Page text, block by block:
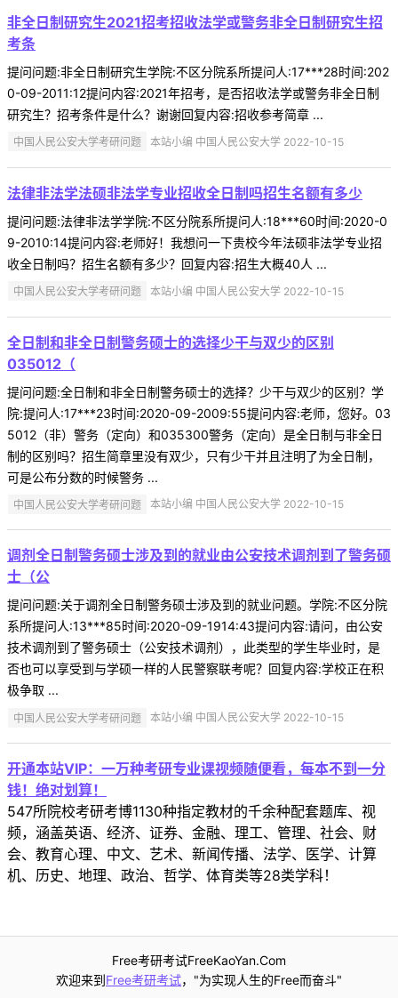
非全日制研究生2021招考招收法学或警务非全日制研究生招
考条
提问问题:非全日制研究生学院:不区分院系所提问人:17***28时间:202
0-09-2011:12提问内容:2021年招考，是否招收法学或警务非全日制
研究生？招考条件是什么？谢谢回复内容:招收参考简章 ...
中国人民公安大学考研问题 本站小编 中国人民公安大学 2022-10-15
法律非法学法硕非法学专业招收全日制吗招生名额有多少
提问问题:法律非法学学院:不区分院系所提问人:18***60时间:2020-0
9-2010:14提问内容:老师好！我想问一下贵校今年法硕非法学专业招
收全日制吗？招生名额有多少？回复内容:招生大概40人 ...
中国人民公安大学考研问题 本站小编 中国人民公安大学 2022-10-15
全日制和非全日制警务硕士的选择少干与双少的区别
035012（
提问问题:全日制和非全日制警务硕士的选择？少干与双少的区别？学
院:提问人:17***23时间:2020-09-2009:55提问内容:老师，您好。03
5012（非）警务（定向）和035300警务（定向）是全日制与非全日
制的区别吗？招生简章里没有双少，只有少干并且注明了为全日制，
可是公布分数的时候警务 ...
中国人民公安大学考研问题 本站小编 中国人民公安大学 2022-10-15
调剂全日制警务硕士涉及到的就业由公安技术调剂到了警务硕
士（公
提问问题:关于调剂全日制警务硕士涉及到的就业问题。学院:不区分院
系所提问人:13***85时间:2020-09-1914:43提问内容:请问，由公安
技术调剂到了警务硕士（公安技术调剂），此类型的学生毕业时，是
否也可以享受到与学硕一样的人民警察联考呢？回复内容:学校正在积
极争取 ...
中国人民公安大学考研问题 本站小编 中国人民公安大学 2022-10-15
开通本站VIP：一万种考研专业课视频随便看，每本不到一分
钱！绝对划算！
547所院校考研考博1130种指定教材的千余种配套题库、视
频，涵盖英语、经济、证券、金融、理工、管理、社会、财
会、教育心理、中文、艺术、新闻传播、法学、医学、计算
机、历史、地理、政治、哲学、体育类等28类学科！
Free考研考试FreeKaoYan.Com
欢迎来到Free考研考试，"为实现人生的Free而奋斗"